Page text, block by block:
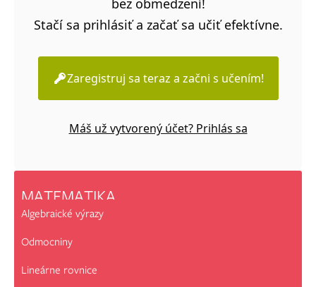
Stačí sa prihlásiť a začať sa učiť efektívne.
Zaregistruj sa teraz a začni s učením!
Máš už vytvorený účet? Prihlás sa
MATEMATIKA
Algebraické výrazy
Odmocniny
Lineárne rovnice